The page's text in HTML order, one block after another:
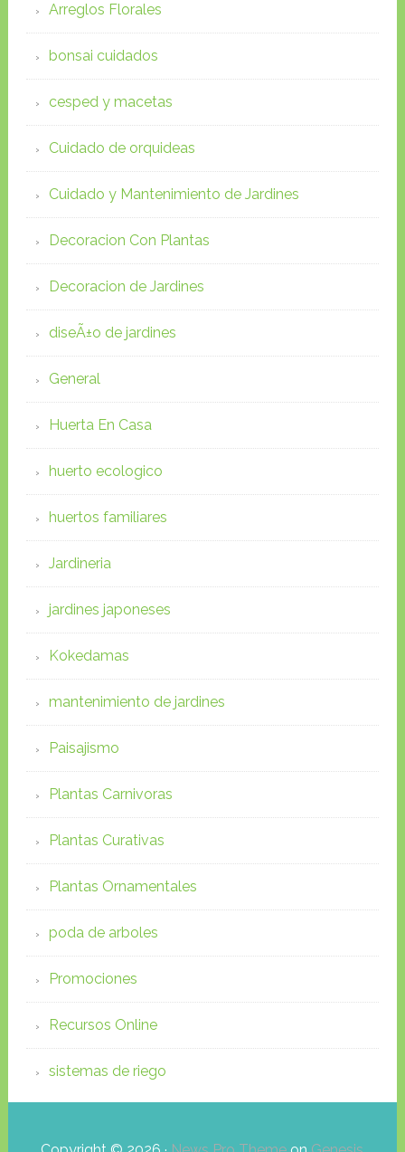
Arreglos Florales
bonsai cuidados
cesped y macetas
Cuidado de orquideas
Cuidado y Mantenimiento de Jardines
Decoracion Con Plantas
Decoracion de Jardines
diseÃ±o de jardines
General
Huerta En Casa
huerto ecologico
huertos familiares
Jardineria
jardines japoneses
Kokedamas
mantenimiento de jardines
Paisajismo
Plantas Carnivoras
Plantas Curativas
Plantas Ornamentales
poda de arboles
Promociones
Recursos Online
sistemas de riego